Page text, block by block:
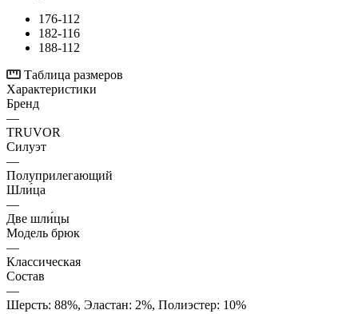
176-112
182-116
188-112
Таблица размеров
Характеристики
Бренд
—
TRUVOR
Силуэт
—
Полуприлегающий
Шли́ца
—
Две шли́цы
Модель брюк
—
Классическая
Состав
—
Шерсть: 88%, Эластан: 2%, Полиэстер: 10%